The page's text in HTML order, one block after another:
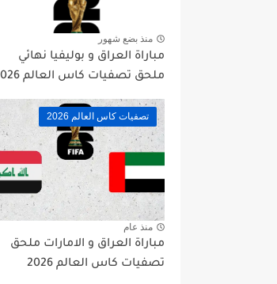
منذ بضع شهور
مباراة العراق و بوليفيا نهائي
ملحق تصفيات كاس العالم 2026
تصفيات كاس العالم 2026
منذ عام
مباراة العراق و الامارات ملحق
تصفيات كاس العالم 2026